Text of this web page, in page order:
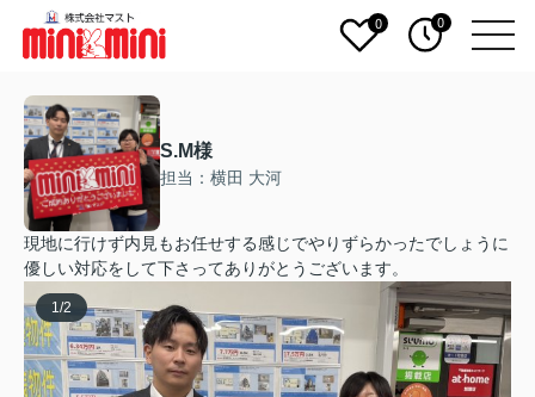
0 0
S.M様
担当：横田 大河
現地に行けず内見もお任せする感じでやりずらかったでしょうに
優しい対応をして下さってありがとうございます。
1 /2